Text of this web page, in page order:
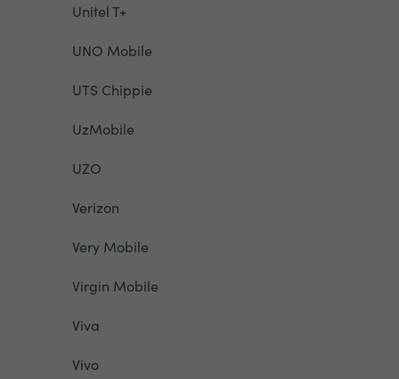
Unitel T+
UNO Mobile
UTS Chippie
UzMobile
UZO
Verizon
Very Mobile
Virgin Mobile
Viva
Vivo